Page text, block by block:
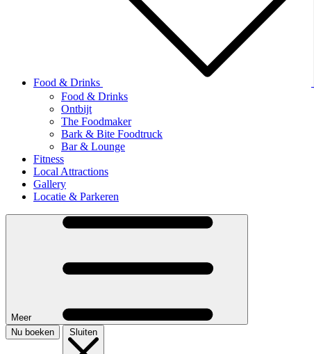
Food & Drinks
Food & Drinks
Ontbijt
The Foodmaker
Bark & Bite Foodtruck
Bar & Lounge
Fitness
Local Attractions
Gallery
Locatie & Parkeren
Meer
Nu boeken
Sluiten